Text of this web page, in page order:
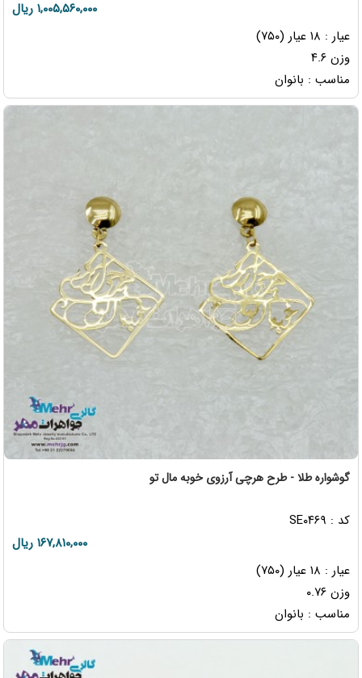
۱,۰۰۵,۵۶۰,۰۰۰ ریال
عیار : ۱۸ عیار (۷۵۰)
وزن ۴.۶
مناسب : بانوان
گوشواره طلا - طرح هرچی آرزوی خوبه مال تو
کد : SE۰۴۶۹
۱۶۷,۸۱۰,۰۰۰ ریال
عیار : ۱۸ عیار (۷۵۰)
وزن ۰.۷۶
مناسب : بانوان